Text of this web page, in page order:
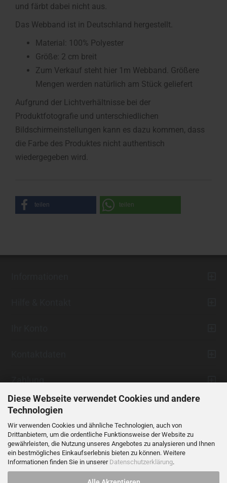
Diese Webseite verwendet Cookies und andere
Technologien
Wir verwenden Cookies und ähnliche Technologien, auch von
Drittanbietern, um die ordentliche Funktionsweise der Website zu
gewährleisten, die Nutzung unseres Angebotes zu analysieren und Ihnen
ein bestmögliches Einkaufserlebnis bieten zu können. Weitere
Informationen finden Sie in unserer Datenschutzerklärung.
und färbt dabei nicht aus.
Das Webband ist in Deutschland hergestellt.
Material: 100% Polyester
Größe: 2 cm breit
Zum Verkauf steht hier 1m Webband. Größere
Mengen werden natürlich am Stück geliefert
Aufgrund der Lichtverhältnisse bei der
Produktfotografie und unterschiedlichen
Bildschirmeinstellungen kann es dazu kommen, dass
die Farbe des Produktes nicht authentisch
wiedergegeben wird.
teilen teilen
Zahlung
Vertrag widerrufen